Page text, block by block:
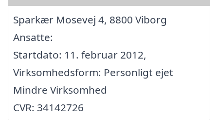
Sparkær Mosevej 4, 8800 Viborg
Ansatte:
Startdato: 11. februar 2012,
Virksomhedsform: Personligt ejet
Mindre Virksomhed
CVR: 34142726